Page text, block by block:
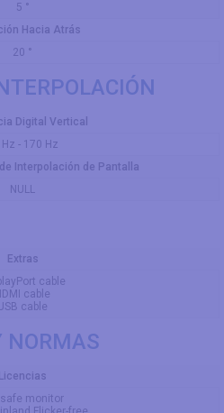
5 °
Hacia Atrás
20 °
Digital Vertical
Hz - 170 Hz
Interpolación de Pantalla
NULL
Extras
cable
cable
cable
NORMAS
Licencias
monitor